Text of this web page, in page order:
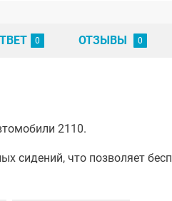
ОТЗЫВЫ
2110.
сидений, что позволяет